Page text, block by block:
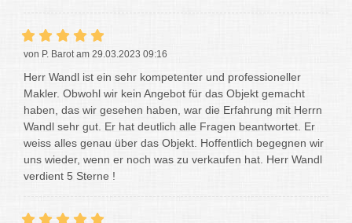
von P. Barot am 29.03.2023 09:16
Herr Wandl ist ein sehr kompetenter und professioneller
Makler. Obwohl wir kein Angebot für das Objekt gemacht
haben, das wir gesehen haben, war die Erfahrung mit Herrn
Wandl sehr gut. Er hat deutlich alle Fragen beantwortet. Er
weiss alles genau über das Objekt. Hoffentlich begegnen wir
uns wieder, wenn er noch was zu verkaufen hat. Herr Wandl
verdient 5 Sterne !